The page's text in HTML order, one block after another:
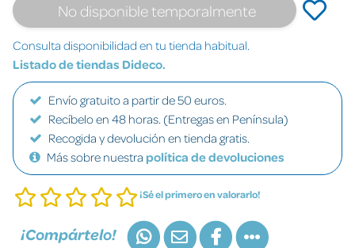
No disponible temporalmente
Consulta disponibilidad en tu tienda habitual.
Listado de tiendas Dideco.
Envío gratuito a partir de 50 euros.
Recíbelo en 48 horas. (Entregas en Península)
Recogida y devolución en tienda gratis.
Más sobre nuestra política de devoluciones
¡Sé el primero en valorarlo!
¡Compártelo!